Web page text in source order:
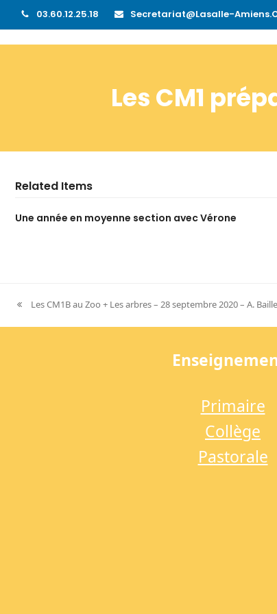
03.60.12.25.18 Secretariat@lasalle-
Les CM1
Related Items
Une année en moyenne section avec Vérone
previous
post:
Les CM1B au Zoo + Les arbres – 28 septembre 2020 – A.
Primaire
Collège
Pastorale